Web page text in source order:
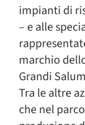
impianti di
– e alle
marchio
Grandi
Tra le altre
che nel